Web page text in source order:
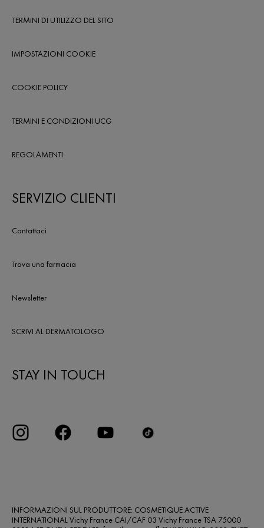
TERMINI DI UTILIZZO DEL SITO
IMPOSTAZIONI COOKIE
COOKIE POLICY
TERMINI E CONDIZIONI UCG
REGOLAMENTI
SERVIZIO CLIENTI
Contattaci
Trova una farmacia
Newsletter
SCRIVI AL DERMATOLOGO
STAY IN TOUCH
INFORMAZIONI SUL PRODUTTORE: COSMETIQUE ACTIVE
INTERNATIONAL Vichy France CAI/CAF 03 Vichy France TSA 75000